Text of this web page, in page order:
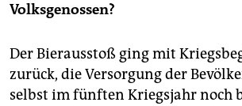
Volksgenossen?
Der Bierausstoß ging mit
zurück, die Versorgung der
selbst im fünften Kriegsjahr noch